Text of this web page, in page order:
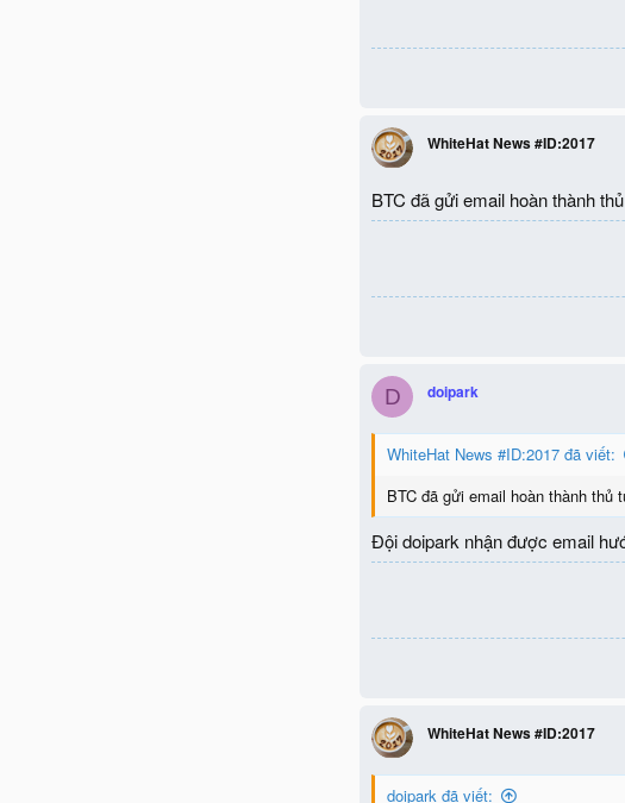
WhiteHat News #ID:2017
BTC đã gửi email hoàn thành
D doipark
WhiteHat News #ID:2017 đã viết:
BTC đã gửi email hoàn thành thủ
Đội doipark nhận được email
WhiteHat News #ID:2017
doipark đã viết: